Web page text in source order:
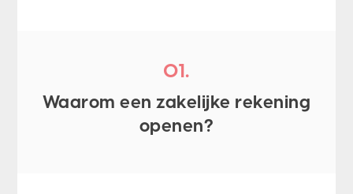
01.
Waarom een zakelijke rekening
openen?